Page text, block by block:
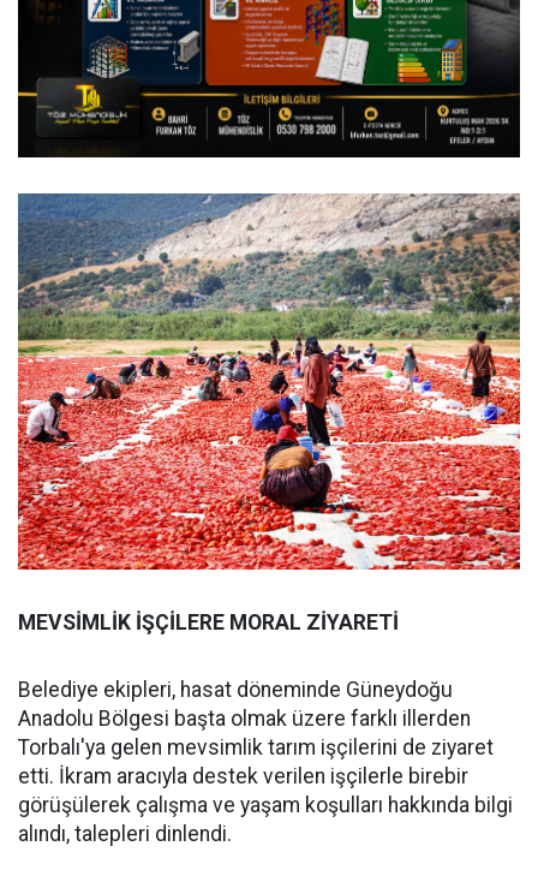
MEVSİMLİK İŞÇİLERE MORAL ZİYARETİ
Belediye ekipleri, hasat döneminde Güneydoğu
Anadolu Bölgesi başta olmak üzere farklı illerden
Torbalı'ya gelen mevsimlik tarım işçilerini de ziyaret
etti. İkram aracıyla destek verilen işçilerle birebir
görüşülerek çalışma ve yaşam koşulları hakkında bilgi
alındı, talepleri dinlendi.